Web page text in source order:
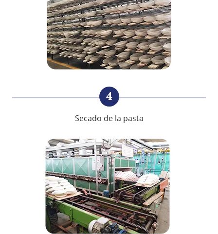
4
Secado de la pasta